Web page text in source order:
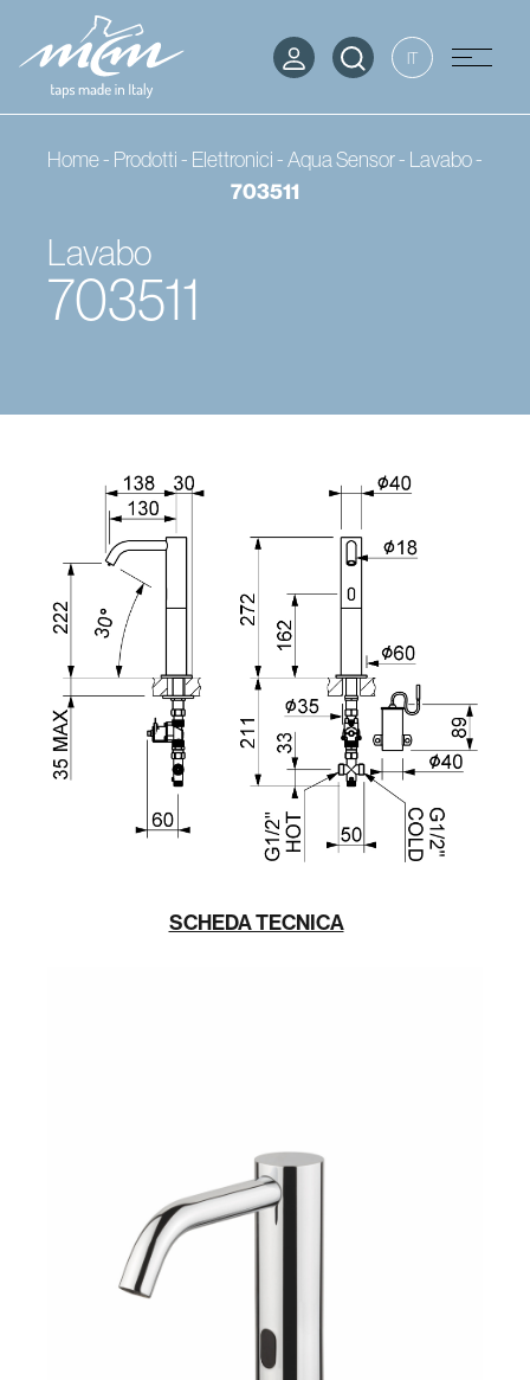
IT
Lavabo
703511
Home- Prodotti- Elettronici - Aqua Sensor- Lavabo-
703511
SCHEDA TECNICA